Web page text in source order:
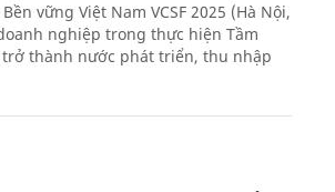
vững Việt Nam VCSF 2025 (Hà Nội,
nghiệp trong thực hiện Tầm
thành nước phát triển, thu nhập